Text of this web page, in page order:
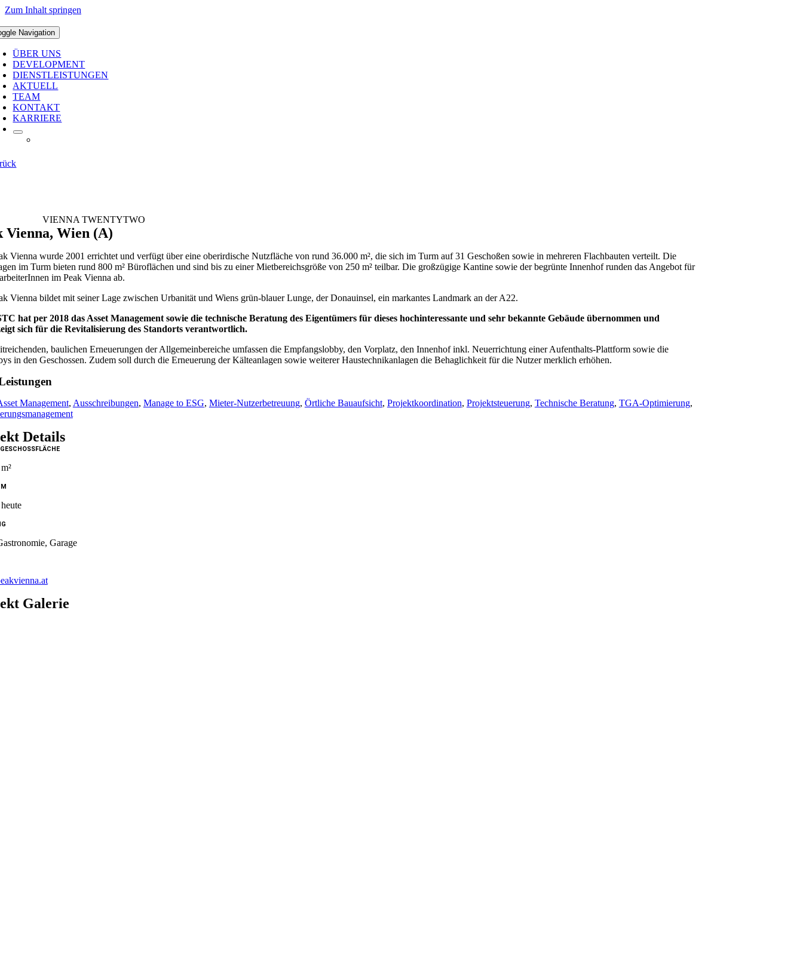
Zum Inhalt springen
Navigation
ÜBER UNS
DEVELOPMENT
DIENSTLEISTUNGEN
AKTUELL
TEAM
KONTAKT
KARRIERE
VIENNA TWENTYTWO
Vienna, Wien (A)
Vienna wurde 2001 errichtet und verfügt über eine oberirdische Nutzfläche von rund 36.000 m², die sich im Turm auf 31 Geschoßen sowie in mehreren Flachbauten verteilt. Die
im Turm bieten rund 800 m² Büroflächen und sind bis zu einer Mietbereichsgröße von 250 m² teilbar. Die großzügige Kantine sowie der begrünte Innenhof runden das Angebot für
im Peak Vienna ab.
Vienna bildet mit seiner Lage zwischen Urbanität und Wiens grün-blauer Lunge, der Donauinsel, ein markantes Landmark an der A22.
hat per 2018 das Asset Management sowie die technische Beratung des Eigentümers für dieses hochinteressante und sehr bekannte Gebäude übernommen und
sich für die Revitalisierung des Standorts verantwortlich.
baulichen Erneuerungen der Allgemeinbereiche umfassen die Empfangslobby, den Vorplatz, den Innenhof inkl. Neuerrichtung einer Aufenthalts-Plattform sowie die
in den Geschossen. Zudem soll durch die Erneuerung der Kälteanlagen sowie weiterer Haustechnikanlagen die Behaglichkeit für die Nutzer merklich erhöhen.
Management, Ausschreibungen, Manage to ESG, Mieter-Nutzerbetreuung, Örtliche Bauaufsicht, Projektkoordination, Projektsteuerung, Technische Beratung, TGA-Optimierung,
Details
Garage
Galerie